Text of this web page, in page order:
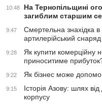
10:48
На Тернопільщині
загиблим старшим
9:47
Смертельна знахідка в
артилерійський
9:28
Як купити комерційну
приноситиме
9:22 Як бізнес може
9:15
Історія Азову: шлях
корпусу